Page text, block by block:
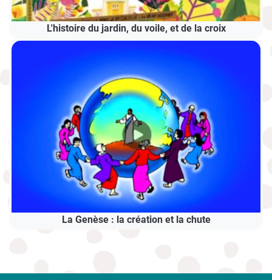
L'histoire du jardin, du voile, et de la croix
La Genèse : la création et la chute